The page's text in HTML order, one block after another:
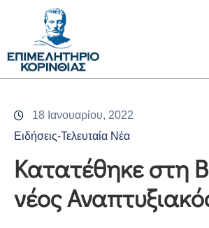
Επιμελητήριο
Υπηρεσίες
Προγράμματα
Δράσεις
18 Ιανουαρίου, 2022
Ειδήσεις-Τελευταία Νέα
Κατατέθηκε στη
νέος